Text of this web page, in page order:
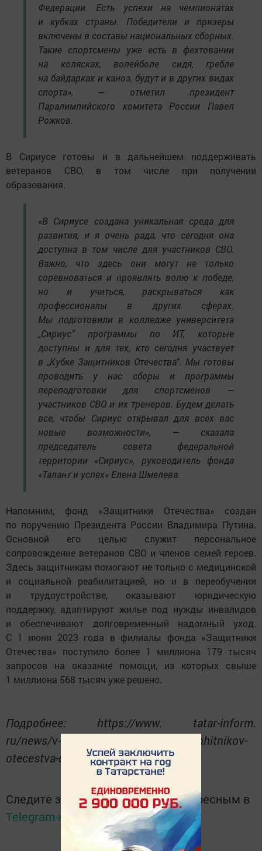
Федерации. Есть успехи на чемпионатах
и кубках страны. Победители и призеры
включены в составы национальных сборных.
Такие спортсмены уже есть в фехтовании
на колясках, волейболе сидя, гребле
на байдарках и каноэ, будут и в других видах
спорта», — отметил президент
Паралимпийского комитета России Павел
Рожков.
В Сириусе готовы и в дальнейшем поддерживать
ветеранов СВО, в том числе при получении
образования.
«В Сириусе создана уникальная среда для
развития, и я очень рада, что сегодня она
доступна в том числе для участников СВО.
Важно, что здесь они могут не только
соревноваться и проявлять волю к победе,
но и учиться, раскрываться как
профессионалы в других сферах.
Мы подготовили в колледже университета
„Сириус“ программы по ИТ, которые
доступны и для тех, кто сегодня участвует
в „Кубке Защитников Отечества“. Мы готовы
проводить у нас сборы и программы
переподготовки для спортсменов —
участников СВО и их тренеров. Будем делать
все, чтобы Сириус открывал для всех вас
новые возможности», — сказала
председатель совета федеральной
территории «Сириус», руководитель фонда
«Талант и успех» Елена Шмелева.
Напомним, фонд «Защитники Отечества» создан
по поручению Президента России Владимира Путина.
Основной его целью служит персональное
сопровождение ветеранов СВО и членов семей героев.
Здесь защитникам помогают не только с медицинской
и социальной реабилитацией, но и в переобучении
и трудоустройстве, оказывают юридическую
поддержку, адаптируют жилье под нужды инвалидов
и обеспечивают долговременный надомный уход.
С 1 июня 2023 года в филиалы фонда «Защитники
Отечества» поступило более 1 миллиона 179 тысяч
запросов на оказание помощи, из которых свыше
1 миллиона 568 тысяч уже решено.
Подробнее: https://www. tatar-inform.
ru/news/v-siriuse-startoval-kubok-zashhitnikov-
otecestva-dlya-veteranov-svo-5964602
Следите за самым важным и интересным в
Telegram-канале
Татмедиа